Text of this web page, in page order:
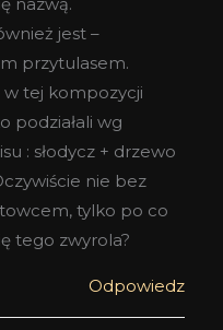
jest –
przytulasem.
w tej kompozycji
podziałali wg
: słodycz + drzewo
nie bez
tylko po co
tego zwyrola?
Odpowiedz